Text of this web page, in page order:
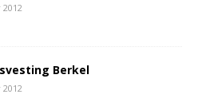
Berkel